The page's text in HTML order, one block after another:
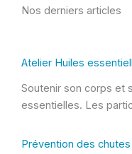
Nos derniers articles
Atelier Huiles
Soutenir son corps et
essentielles. Les
Prévention des chutes